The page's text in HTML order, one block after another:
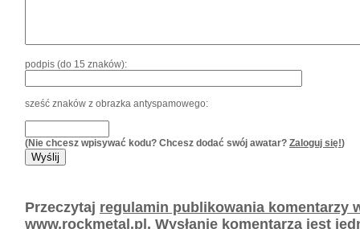
podpis (do 15 znaków):
sześć znaków z obrazka antyspamowego:
(Nie chcesz wpisywać kodu? Chcesz dodać swój awatar? Zaloguj się!)
Przeczytaj regulamin publikowania komentarzy
www.rockmetal.pl. Wysłanie komentarza jest